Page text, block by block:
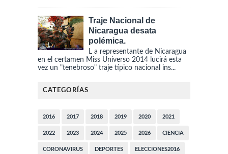
Traje Nacional de
Nicaragua desata
polémica.
L a representante de Nicaragua
en el certamen Miss Universo 2014 lucirá esta
vez un "tenebroso" traje típico nacional ins...
CATEGORÍAS
2016 2017 2018 2019 2020 2021
2022 2023 2024 2025 2026 CIENCIA
CORONAVIRUS DEPORTES ELECCIONES2016